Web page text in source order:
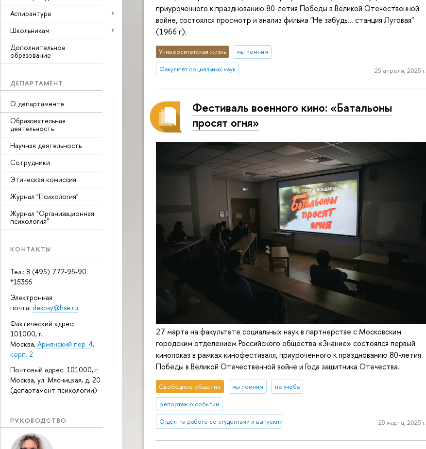
Аспирантура
Школьникам
Дополнительное
образование
ДЕПАРТАМЕНТ
О департаменте
Образовательная
деятельность
Научная деятельность
Сотрудники
Этическая комиссия
Журнал "Психология"
Журнал "Организационная
психология"
КОНТАКТЫ
Тел.: 8 (495) 772-95-90
*15366
Электронная
почта: dekpsy@hse.ru
Фактический адрес:
101000, г.
Москва, Армянский пер. 4,
корп. 2
Почтовый адрес: 101000, г.
Москва, ул. Мясницкая, д. 20
(департамент психологии)
РУКОВОДСТВО
приуроченного к празднованию 80-летия Победы в Великой Отечественной
войне, состоялся просмотр и анализ фильма "Не забудь... станция Луговая"
(1966 г).
Университетская жизнь мы помним
Факультет социальных наук 25 апреля, 2025 г.
Фестиваль военного кино: «Батальоны
просят огня»
27 марта на факультете социальных наук в партнерстве с Московским
городским отделением Российского общества «Знание» состоялся первый
кинопоказ в рамках кинофестиваля, приуроченного к празднованию 80-летия
Победы в Великой Отечественной войне и Года защитника Отечества.
Свободное общение мы помним не учеба
репортаж о событии
Отдел по работе со студентами и выпускниками 28 марта, 2025 г.